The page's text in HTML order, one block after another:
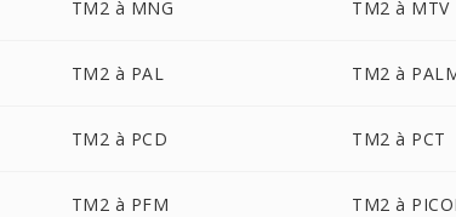
TM2 à MNG TM2 à MTV
TM2 à PAL TM2 à
TM2 à PCD TM2 à PCT
TM2 à PFM TM2 à